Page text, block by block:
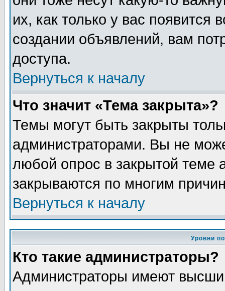
их, как только у вас появится
создании объявлений, вам
доступа.
Вернуться к началу
Что значит «Тема закрыта»?
Темы могут быть закрыты
администраторами. Вы не
любой опрос в закрытой теме
закрываются по многим
Вернуться к началу
Уровни
Кто такие администраторы?
Администраторы имеют